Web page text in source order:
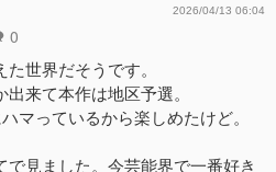
0
2026/04/13 06:04
世界だそうです。
来て本作は地区予選。
マっているから楽しめたけど。
で見ました。今芸能界で一番好き